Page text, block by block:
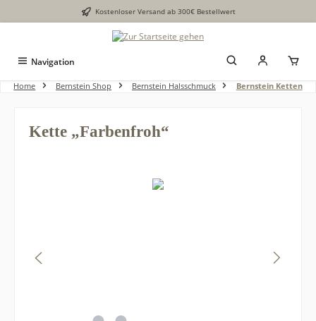
Kostenloser Versand ab 300€ Bestellwert
Navigation
Home Bernstein Shop Bernstein Halsschmuck Bernstein Ketten
Kette „Farbenfroh“